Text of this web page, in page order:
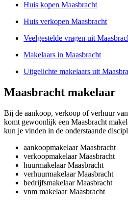
Huis kopen Maasbracht
Huis verkopen Maasbracht
Veelgestelde vragen uit
Makelaars in Maasbracht
Uitgelichte makelaars uit
Maasbracht makelaar
Bij de aankoop, verkoop of verhuur
komt gewoonlijk een Maasbracht
kun je vinden in de onderstaande
aankoopmakelaar Maasbracht
verkoopmakelaar Maasbracht
huurmakelaar Maasbracht
verhuurmakelaar Maasbracht
bedrijfsmakelaar Maasbracht
vnm makelaar Maasbracht